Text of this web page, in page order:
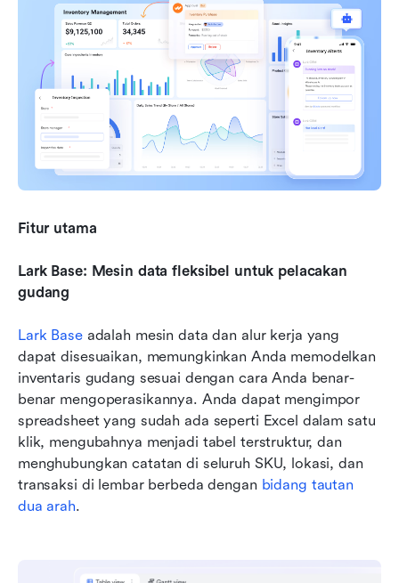
Fitur utama
Lark Base: Mesin data fleksibel untuk pelacakan
gudang
Lark Base adalah mesin data dan alur kerja yang
dapat disesuaikan, memungkinkan Anda memodelkan
inventaris gudang sesuai dengan cara Anda benar-
benar mengoperasikannya. Anda dapat mengimpor
spreadsheet yang sudah ada seperti Excel dalam satu
klik, mengubahnya menjadi tabel terstruktur, dan
menghubungkan catatan di seluruh SKU, lokasi, dan
transaksi di lembar berbeda dengan bidang tautan
dua arah.